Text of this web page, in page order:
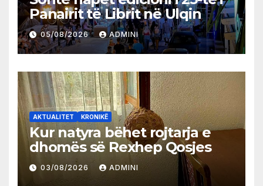
Panairit të Librit në Ulqin
05/08/2026 ADMINI
AKTUALITET KRONIKË
Kur natyra bëhet rojtarja e
dhomës së Rexhep Qosjes
03/08/2026 ADMINI